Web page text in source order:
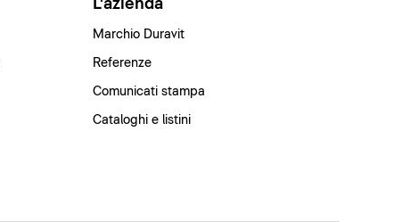
L'azienda
Marchio Duravit
Referenze
Comunicati stampa
Cataloghi e listini